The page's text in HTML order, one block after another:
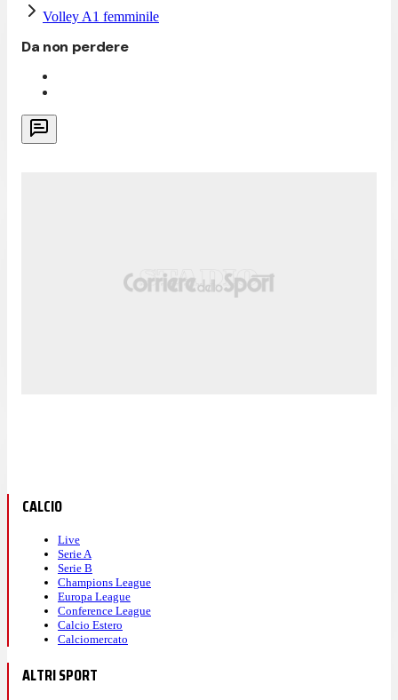
Volley A1 femminile
Da non perdere
CALCIO
Live
Serie A
Serie B
Champions League
Europa League
Conference League
Calcio Estero
Calciomercato
ALTRI SPORT